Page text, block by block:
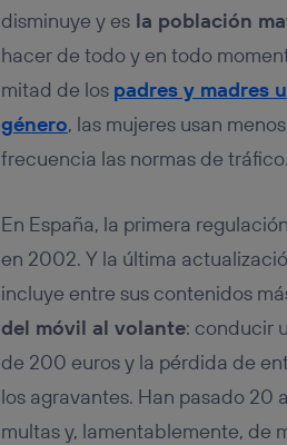
disminuye y esla población
hacer de todo y en todo
mitad de los padres y madres
género, las mujeres usan
frecuencia las normas de tráfico.
En España, la primera
en 2002. Y la última
incluye entre sus contenidos
del móvil al volante: conducir
de 200 euros y la pérdida de
los agravantes. Han pasado 20
multas y, lamentablemente, de